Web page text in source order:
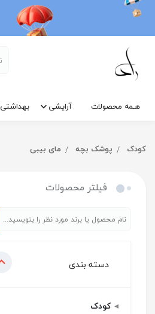
هـمه محصولات آرایشی بهداشتی
کودک پوشک بچه مای بیبی
فیلتر محصولات
دسته بندی
کودک